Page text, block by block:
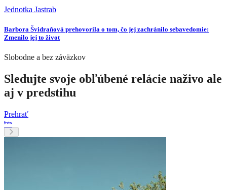
Jednotka Jastrab
Barbora Švidraňová prehovorila o tom, čo jej zachránilo sebavedomie:
Zmenilo jej to život
Slobodne a bez záväzkov
Sledujte svoje obľúbené relácie naživo ale
aj v predstihu
Prehrať